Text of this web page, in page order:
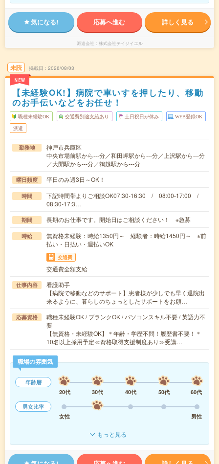
気になる! 応募へ進む 詳しく見る
派遣会社 株式会社テイジイエル
未読
NEW
掲載日 2026/08/03
【未経験OK!】病院で車いすを押したり、移動
のお手伝いなどをお任せ！
職種未経験OK 交通費別途支給あり 土日祝日が休み WEB登録OK
派遣
勤務地
神戸市兵庫区
中央市場前駅から---分／和田岬駅から---分／上沢駅から---分
／大開駅から---分／鵯越駅から---分
曜日頻度 平日のみ週3日～OK！
時間
下記時間帯よりご相談OK07:30-16:30 / 08:00-17:00 /
08:30-17:3…
期間 長期のお仕事です。開始日はご相談ください！ ※急募
時給
無資格未経験：時給1350円～ 経験者：時給1450円～ ※前
払い・日払い・週払いOK
交通費
交通費全額支給
仕事内容
看護助手
【病院で移動などのサポート】患者様が少しでも早く退院出
来るように、暮らしのちょっとしたサポートをお願…
応募資格
職種未経験OK / ブランクOK / パソコンスキル不要 / 英語力不
要
【無資格・未経験OK】＊年齢・学歴不問！履歴書不要！＊
10名以上採用予定≪資格取得支援制度あり≫受講…
職場の雰囲気
年齢層
20代
30代 40代 50代
60代
男女比率
女性
男性
もっと見る